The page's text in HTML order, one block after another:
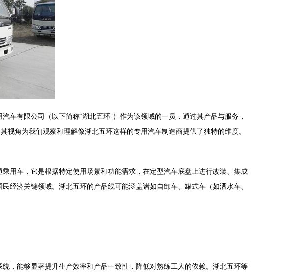
有限公司（以下简称“湖北五环”）作为该领域的一员，通过其产品与服务，
角为我们观察和理解像湖北五环这样的专用汽车制造商提供了独特的维度。
用车，它是根据特定使用场景和功能需求，在定型汽车底盘上进行改装、集成
经济关键领域。湖北五环的产品线可能涵盖诸如自卸车、罐式车（如洒水车、
，能够显著提升生产效率和产品一致性，降低对熟练工人的依赖。湖北五环等